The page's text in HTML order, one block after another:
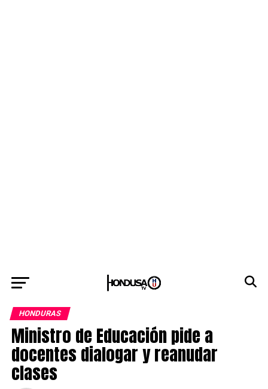
HONDURAS
Ministro de Educación pide a
docentes dialogar y reanudar
clases